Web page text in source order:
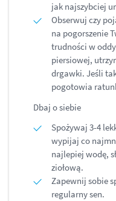
jak najszybciej
Obserwuj czy
na pogorszenie
trudności w
piersiowej,
drgawki. Jeśli
pogotowia
Dbaj o siebie
Spożywaj 3-4
wypijaj co
najlepiej wodę,
ziołową.
Zapewnij sobie
regularny sen.